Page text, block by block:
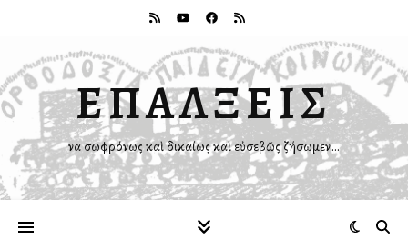
ΕΠΑΛΞΕΙΣ
Ἵνα σωφρόνως καὶ δικαίως καὶ εὐσεβῶς ζήσωμεν…